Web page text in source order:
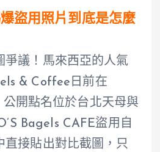
盜用照片到底是怎麼
爭議！馬來西亞的人氣
& Coffee日前在
開點名位於台北天母與
Bagels CAFE盜用自
直接貼出對比截圖，只